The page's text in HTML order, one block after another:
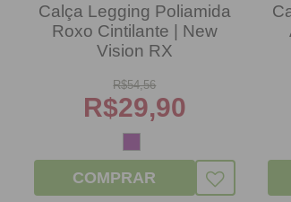
Calça Legging Poliamida
Roxo Cintilante | New
Vision RX
R$54,56
R$29,90
COMPRAR